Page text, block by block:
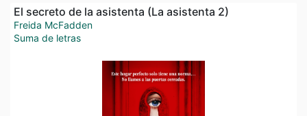
El secreto de la asistenta (La asistenta 2)
Freida McFadden
Suma de letras